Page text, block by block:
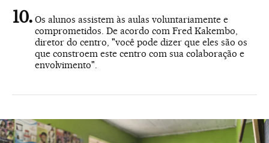
Os alunos assistem às aulas voluntariamente e
comprometidos. De acordo com Fred Kakembo,
diretor do centro, "você pode dizer que eles são os
que constroem este centro com sua colaboração e
envolvimento".